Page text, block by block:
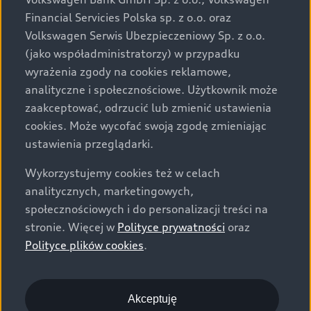
za dopłatą. Wiążące ustalenie ceny, wyposażenia i
specyfikacji pojazdu następują w umowie sprzedaży, a
określenie parametrów technicznych zawiera
świadectwo homologacji typu pojazdu. Zastrzegamy
sobie prawo do zmian i pomyłek. Wszelkie informacje
prezentowane na stronie są aktualne na dzień ich
zamieszczania. W celu uzyskania najnowszych
informacji prosimy kontaktować się z Partnerem Marki
Audi.
Wszystkie produkowane obecnie samochody marki Audi
są wykonywane z materiałów spełniających pod
względem możliwości odzysku i recyklingu wymagania
określone w normie ISO 22628 i są zgodne z
europejskimi świadectwami homologacji wydanymi wg
o.o. podlega obowiązkowi zapewnienia wszystkim
użytkownikom samochodów marki Volkswagen sieci
Financial Servicies Polska sp. z o.o. oraz
Volkswagen Serwis Ubezpieczeniowy Sp. z o.o.
(jako współadministratorzy) w przypadku
wyrażenia zgody na cookies reklamowe,
analityczne i społecznościowe. Użytkownik może
zaakceptować, odrzucić lub zmienić ustawienia
cookies. Może wycofać swoją zgodę zmieniając
ustawienia przeglądarki.
Wykorzystujemy cookies też w celach
analitycznych, marketingowych,
społecznościowych i do personalizacji treści na
stronie. Więcej w Polityce prywatności oraz
Polityce plików cookies.
Akceptuję